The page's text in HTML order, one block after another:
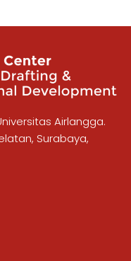
Airlangga.
Surabaya,